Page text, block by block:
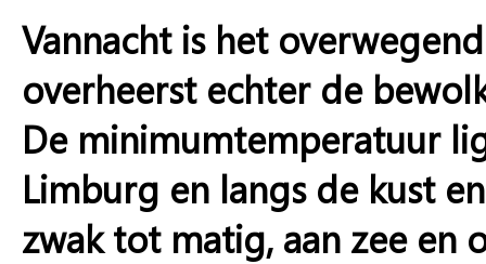
Vannacht is het
overheerst echter de
De minimumtemperatuur
Limburg en langs de kust
zwak tot matig, aan zee en